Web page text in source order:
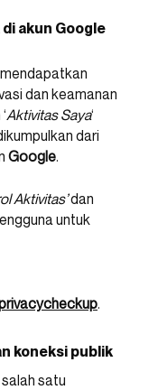
akun Google
dan keamanan
Aktivitas Saya‘
dari
Google.
Aktivitas’dan
untuk
.
koneksi publik
salah satu